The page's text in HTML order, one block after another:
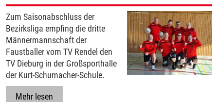
Zum Saisonabschluss der
Bezirksliga empfing die dritte
Männermannschaft der
Faustballer vom TV Rendel den
TV Dieburg in der Großsporthalle
der Kurt-Schumacher-Schule.
Mehr lesen